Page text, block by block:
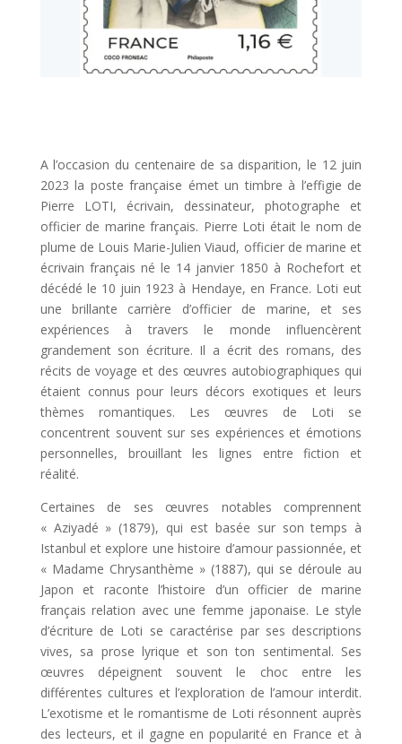
A l’occasion du centenaire de sa disparition, le 12 juin
2023 la poste française émet un timbre à l’effigie de
Pierre LOTI, écrivain, dessinateur, photographe et
officier de marine français. Pierre Loti était le nom de
plume de Louis Marie-Julien Viaud, officier de marine et
écrivain français né le 14 janvier 1850 à Rochefort et
décédé le 10 juin 1923 à Hendaye, en France. Loti eut
une brillante carrière d’officier de marine, et ses
expériences à travers le monde influencèrent
grandement son écriture. Il a écrit des romans, des
récits de voyage et des œuvres autobiographiques qui
étaient connus pour leurs décors exotiques et leurs
thèmes romantiques. Les œuvres de Loti se
concentrent souvent sur ses expériences et émotions
personnelles, brouillant les lignes entre fiction et
réalité.
Certaines de ses œuvres notables comprennent
« Aziyadé » (1879), qui est basée sur son temps à
Istanbul et explore une histoire d’amour passionnée, et
« Madame Chrysanthème » (1887), qui se déroule au
Japon et raconte l’histoire d’un officier de marine
français relation avec une femme japonaise. Le style
d’écriture de Loti se caractérise par ses descriptions
vives, sa prose lyrique et son ton sentimental. Ses
œuvres dépeignent souvent le choc entre les
différentes cultures et l’exploration de l’amour interdit.
L’exotisme et le romantisme de Loti résonnent auprès
des lecteurs, et il gagne en popularité en France et à